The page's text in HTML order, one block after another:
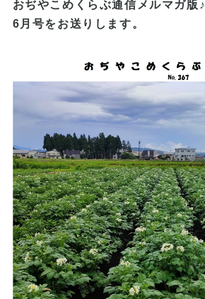
おぢやこめくらぶ通信メルマガ版♪
6月号をお送りします。